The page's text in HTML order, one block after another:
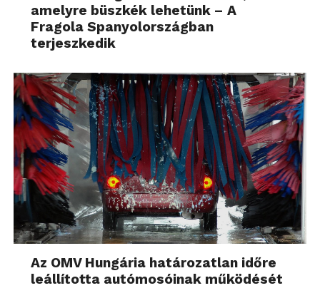
amelyre büszkék lehetünk – A
Fragola Spanyolországban
terjeszkedik
Az OMV Hungária határozatlan időre
leállította autómosóinak működését